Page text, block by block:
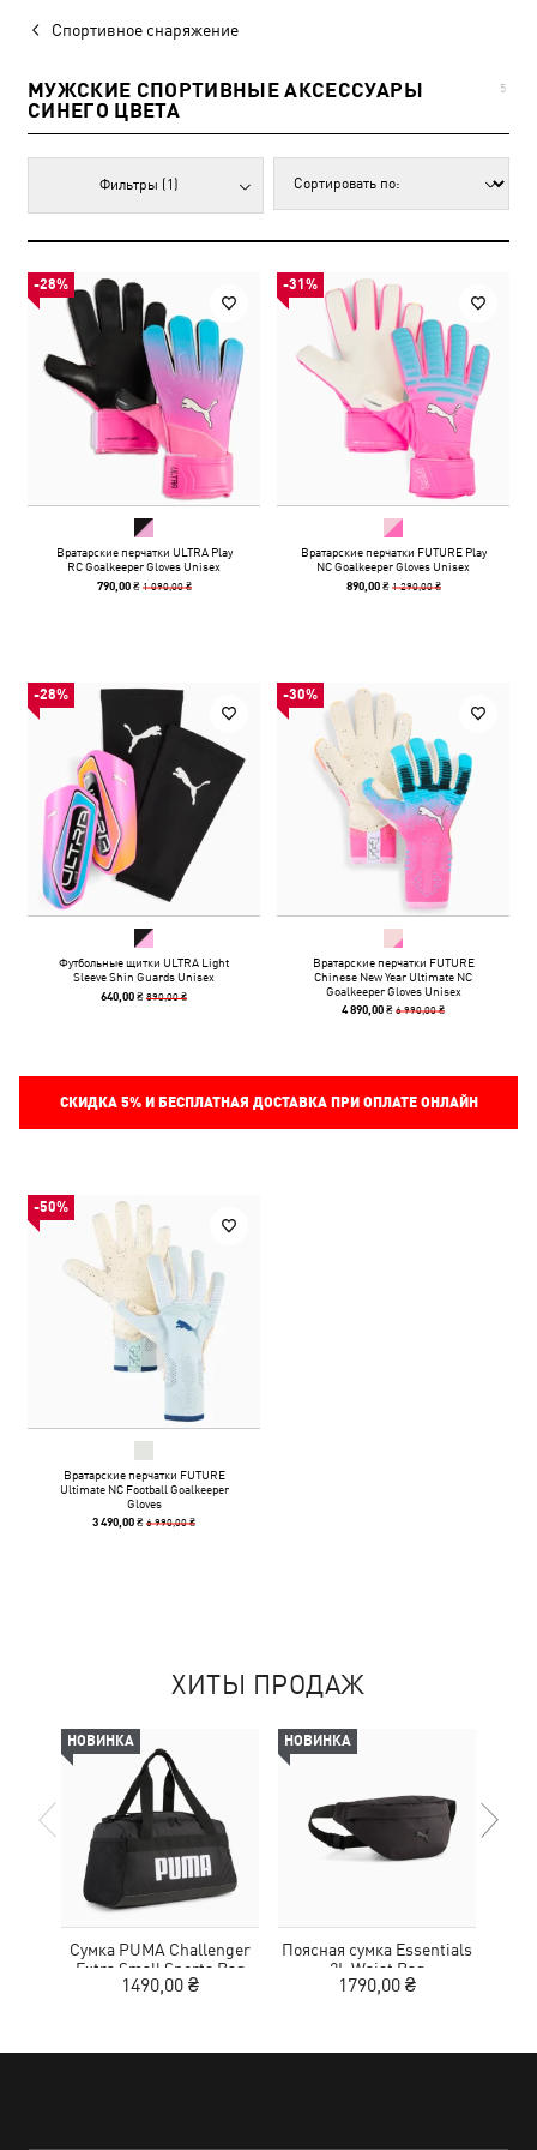
Спортивное снаряжение
МУЖСКИЕ СПОРТИВНЫЕ АКСЕССУАРЫ
СИНЕГО ЦВЕТА
5
Фильтры (1)
-28%
Вратарские перчатки ULTRA Play
RC Goalkeeper Gloves Unisex
790,00 ₴ 1 090,00 ₴
-31%
Вратарские перчатки FUTURE Play
NC Goalkeeper Gloves Unisex
890,00 ₴ 1 290,00 ₴
-28%
Футбольные щитки ULTRA Light
Sleeve Shin Guards Unisex
640,00 ₴890,00 ₴
-30%
Вратарские перчатки FUTURE
Chinese New Year Ultimate NC
Goalkeeper Gloves Unisex
4 890,00 ₴6 990,00 ₴
СКИДКА 5%И БЕСПЛАТНАЯ ДОСТАВКА ПРИ ОПЛАТЕ ОНЛАЙН
-50%
Вратарские перчатки FUTURE
Ultimate NC Football Goalkeeper
Gloves
3 490,00 ₴6 990,00 ₴
ХИТЫ ПРОДАЖ
НОВИНКА
Сумка PUMA Challenger
Extra Small Sports Bag
1490,00 ₴
НОВИНКА
Поясная сумка Essentials
2L Waist Bag
1790,00 ₴